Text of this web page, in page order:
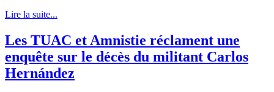
Lire la suite...
Les TUAC et Amnistie réclament une
enquête sur le décès du militant Carlos
Hernández